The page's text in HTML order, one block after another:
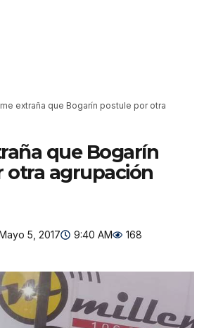
me extraña que Bogarín postule por otra
que Bogarín
otra agrupación
5, 2017 9:40 AM 168